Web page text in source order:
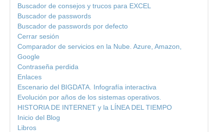
Buscador de consejos y trucos para EXCEL
Buscador de passwords
Buscador de passwords por defecto
Cerrar sesión
Comparador de servicios en la Nube. Azure, Amazon,
Google
Contraseña perdida
Enlaces
Escenario del BIGDATA. Infografía interactiva
Evolución por años de los sistemas operativos.
HISTORIA DE INTERNET y la LÍNEA DEL TIEMPO
Inicio del Blog
Libros